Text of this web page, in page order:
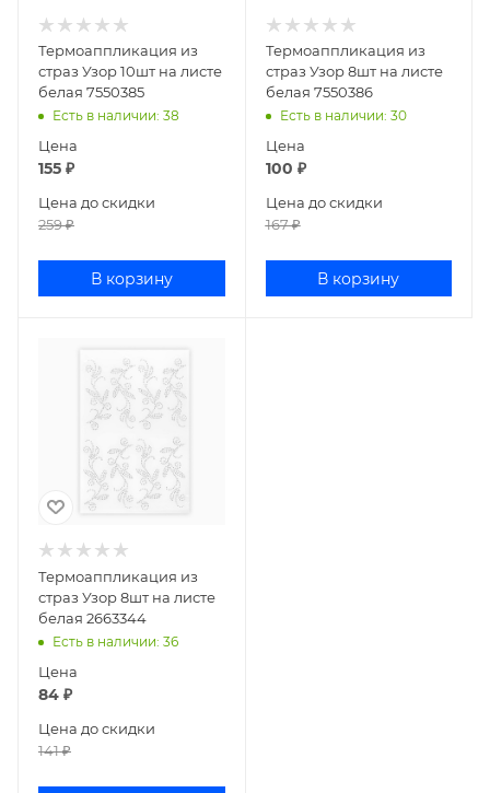
Термоаппликация из
страз Узор 10шт на листе
белая 7550385
Есть в наличии: 38
Цена
155 ₽
Цена до скидки
259₽
В корзину
Термоаппликация из
страз Узор 8шт на листе
белая 7550386
Есть в наличии: 30
Цена
100 ₽
Цена до скидки
167₽
В корзину
Термоаппликация из
страз Узор 8шт на листе
белая 2663344
Есть в наличии: 36
Цена
84 ₽
Цена до скидки
141₽